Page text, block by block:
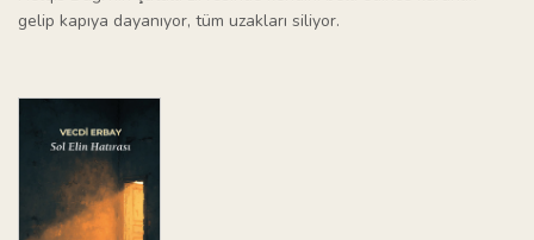
gelip kapıya dayanıyor, tüm uzakları siliyor.